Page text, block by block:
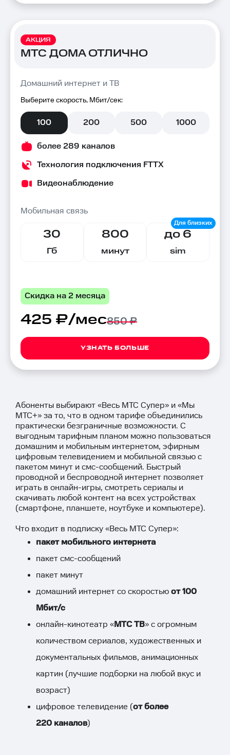
АКЦИЯ
МТС ДОМА ОТЛИЧНО
Домашний интернет и ТВ
Выберите скорость, Мбит/сек:
100 200 500 1000
более 289 каналов
Технология подключения FTTX
Видеонаблюдение
Мобильная связь
30
Гб
800
минут
до 6
sim
Скидка на 2 месяца
425 ₽/мес850 ₽
УЗНАТЬ БОЛЬШЕ
Абоненты выбирают «Весь МТС Супер» и «Мы
МТС+» за то, что в одном тарифе объединились
практически безграничные возможности. С
выгодным тарифным планом можно пользоваться
домашним и мобильным интернетом, эфирным
цифровым телевидением и мобильной связью с
пакетом минут и смс-сообщений. Быстрый
проводной и беспроводной интернет позволяет
играть в онлайн-игры, смотреть сериалы и
скачивать любой контент на всех устройствах
(смартфоне, планшете, ноутбуке и компьютере).
Что входит в подписку «Весь МТС Супер»:
пакет мобильного интернета
пакет смс-сообщений
пакет минут
домашний интернет со скоростью от 100
Мбит/с
онлайн-кинотеатр «МТС ТВ» с огромным
количеством сериалов, художественных и
документальных фильмов, анимационных
картин (лучшие подборки на любой вкус и
возраст)
цифровое телевидение (от более
220 каналов)